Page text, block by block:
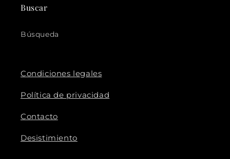
Buscar
Búsqueda
Condiciones legales
Política de privacidad
Contacto
Desistimiento